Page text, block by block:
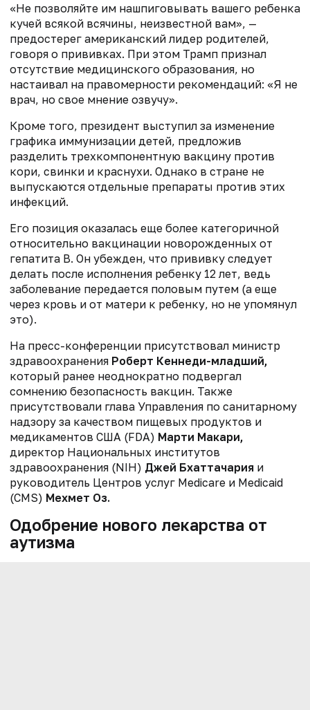
«Не позволяйте им нашпиговывать вашего ребенка
кучей всякой всячины, неизвестной вам», —
предостерег американский лидер родителей,
говоря о прививках. При этом Трамп признал
отсутствие медицинского образования, но
настаивал на правомерности рекомендаций: «Я не
врач, но свое мнение озвучу».
Кроме того, президент выступил за изменение
графика иммунизации детей, предложив
разделить трехкомпонентную вакцину против
кори, свинки и краснухи. Однако в стране не
выпускаются отдельные препараты против этих
инфекций.
Его позиция оказалась еще более категоричной
относительно вакцинации новорожденных от
гепатита B. Он убежден, что прививку следует
делать после исполнения ребенку 12 лет, ведь
заболевание передается половым путем (а еще
через кровь и от матери к ребенку, но не упомянул
это).
На пресс-конференции присутствовал министр
здравоохранения Роберт Кеннеди-младший,
который ранее неоднократно подвергал
сомнению безопасность вакцин. Также
присутствовали глава Управления по санитарному
надзору за качеством пищевых продуктов и
медикаментов США (FDA) Марти Макари,
директор Национальных институтов
здравоохранения (NIH) Джей Бхаттачария и
руководитель Центров услуг Medicare и Medicaid
(CMS) Мехмет Оз.
Одобрение нового лекарства от
аутизма